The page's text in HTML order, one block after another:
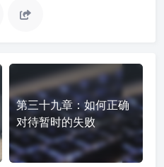
第三十九章：如何正确
对待暂时的失败